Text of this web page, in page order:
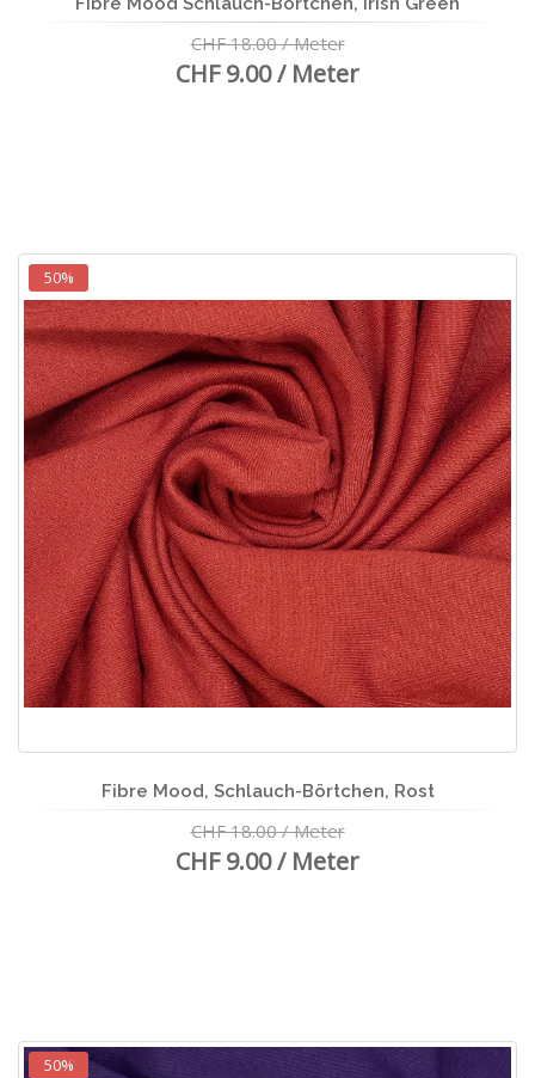
CHF 18.00 / Meter
CHF 9.00 / Meter
50%
Fibre Mood, Schlauch-Börtchen, Rost
CHF 18.00 / Meter
CHF 9.00 / Meter
50%